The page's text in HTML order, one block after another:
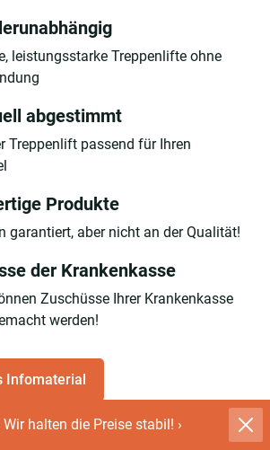
halten die Preise stabil! ›
leistungsstarke Treppenlifte ohne
abgestimmt
Treppenlift passend für Ihren
Produkte
garantiert, aber nicht an der Qualität!
der Krankenkasse
Zuschüsse Ihrer Krankenkasse
werden!
Infomaterial